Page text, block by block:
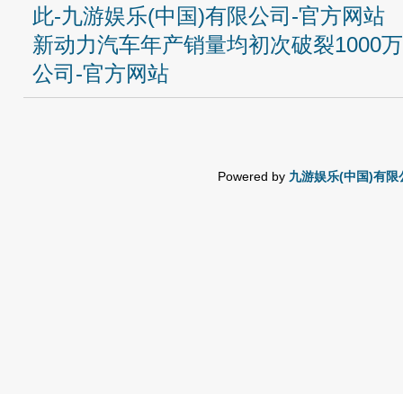
此-九游娱乐(中国)有限公司-官方网站
新动力汽车年产销量均初次破裂1000
公司-官方网站
Powered by 九游娱乐(中国)有限